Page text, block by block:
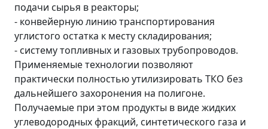
подачи сырья в реакторы;
- конвейерную линию транспортирования
углистого остатка к месту складирования;
- систему топливных и газовых трубопроводов.
Применяемые технологии позволяют
практически полностью утилизировать ТКО без
дальнейшего захоронения на полигоне.
Получаемые при этом продукты в виде жидких
углеводородных фракций, синтетического газа и